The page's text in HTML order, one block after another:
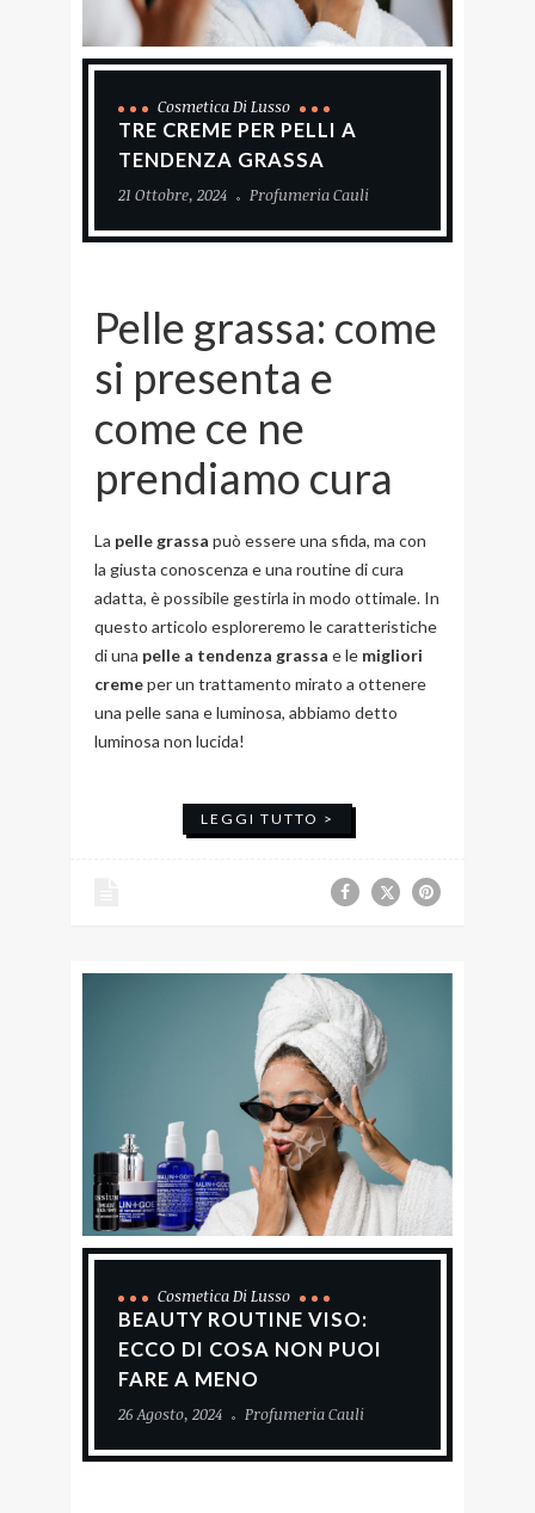
Cosmetica Di Lusso
TRE CREME PER PELLI A
TENDENZA GRASSA
21 Ottobre, 2024 Profumeria Cauli
Pelle grassa: come
si presenta e
come ce ne
prendiamo cura
La pelle grassa può essere una sfida, ma con
la giusta conoscenza e una routine di cura
adatta, è possibile gestirla in modo ottimale. In
questo articolo esploreremo le caratteristiche
di una pelle a tendenza grassa e le migliori
cremeper un trattamento mirato a ottenere
una pelle sana e luminosa, abbiamo detto
luminosa non lucida!
LEGGI TUTTO >
Cosmetica Di Lusso
BEAUTY ROUTINE VISO:
ECCO DI COSA NON PUOI
FARE A MENO
26 Agosto, 2024 Profumeria Cauli